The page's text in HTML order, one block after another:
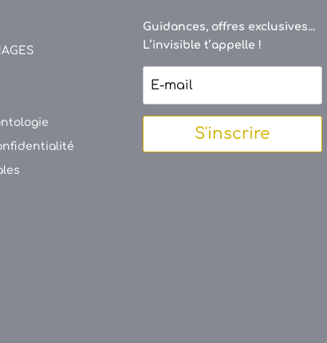
Guidances, offres exclusives...
L’invisible t’appelle !
S'inscrire